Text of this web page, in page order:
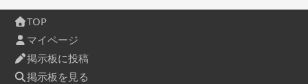
TOP
マイページ
掲示板に投稿
掲示板を見る